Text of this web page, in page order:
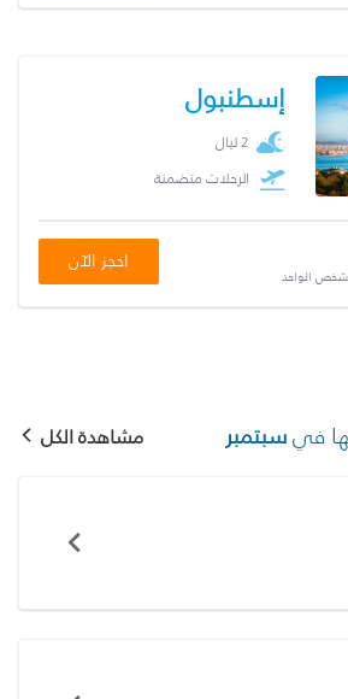
إسطنبول
2 ليال
الرحلات متضمنة
الواحد
احجز الآن
فيسبتمبر مشاهدة الكل